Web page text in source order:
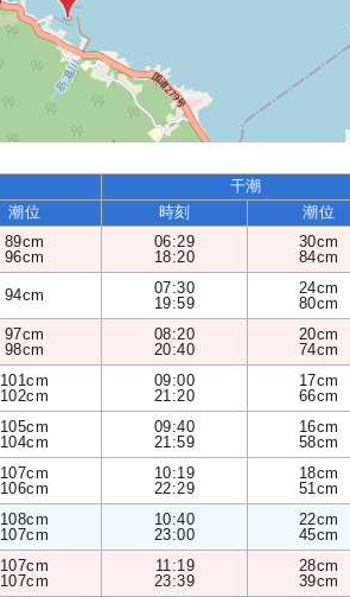
干潮
潮位 時刻 潮位
89cm
96cm
06:29
18:20
30cm
84cm
94cm
07:30
19:59
24cm
80cm
97cm
98cm
08:20
20:40
20cm
74cm
101cm
102cm
09:00
21:20
17cm
66cm
105cm
104cm
09:40
21:59
16cm
58cm
107cm
106cm
10:19
22:29
18cm
51cm
108cm
107cm
10:40
23:00
22cm
45cm
107cm
107cm
11:19
23:39
28cm
39cm